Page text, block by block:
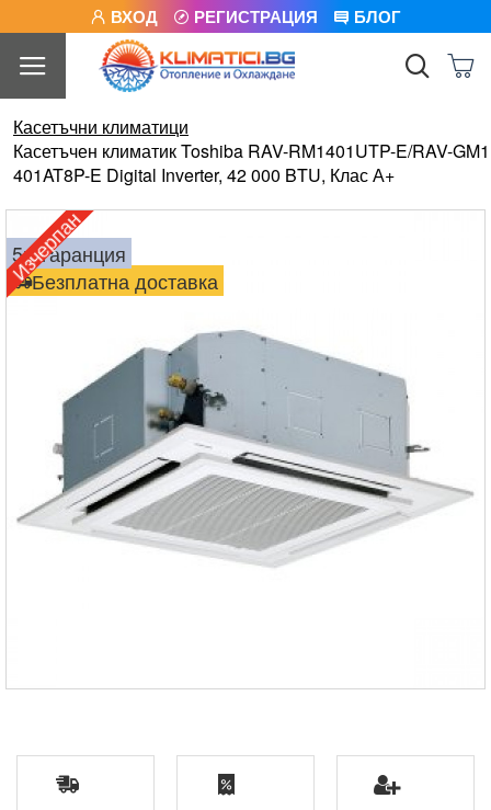
ВХОД РЕГИСТРАЦИЯ БЛОГ
Касетъчни климатици
Касетъчен климатик Toshiba RAV-RM1401UTP-E/RAV-GM1
401AT8P-E Digital Inverter, 42 000 BTU, Клас А+
Безплатна доставка
5г. гаранция
Изчерпан